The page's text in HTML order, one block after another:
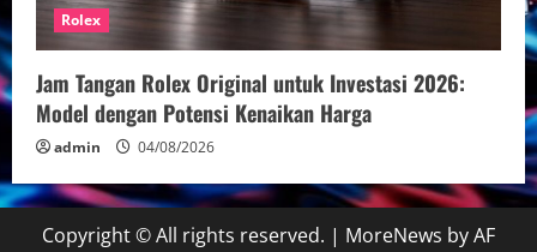
Rolex
Jam Tangan Rolex Original untuk Investasi 2026:
Model dengan Potensi Kenaikan Harga
admin 04/08/2026
Copyright © All rights reserved. | MoreNews by AF